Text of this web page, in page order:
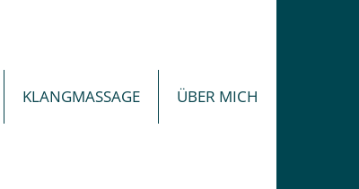
KLANGMASSAGE ÜBER MICH